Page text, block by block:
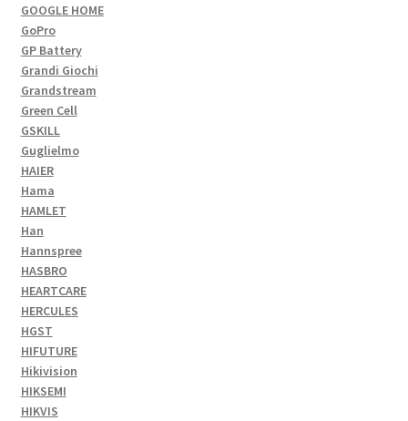
GOOGLE HOME
GoPro
GP Battery
Grandi Giochi
Grandstream
Green Cell
GSKILL
Guglielmo
HAIER
Hama
HAMLET
Han
Hannspree
HASBRO
HEARTCARE
HERCULES
HGST
HIFUTURE
Hikivision
HIKSEMI
HIKVIS